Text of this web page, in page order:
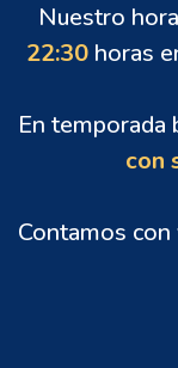
Nuestro
22:30horas
En temporada
con
Contamos